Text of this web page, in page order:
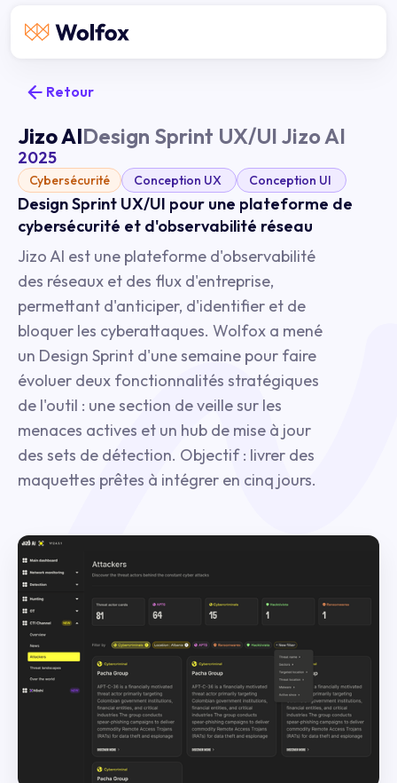
Retour
Jizo AIDesign Sprint UX/UI Jizo AI
2025
Cybersécurité Conception UX Conception UI
Design Sprint UX/UI pour une plateforme de
cybersécurité et d'observabilité réseau
Jizo AI est une plateforme d'observabilité
des réseaux et des flux d'entreprise,
permettant d'anticiper, d'identifier et de
bloquer les cyberattaques. Wolfox a mené
un Design Sprint d'une semaine pour faire
évoluer deux fonctionnalités stratégiques
de l'outil : une section de veille sur les
menaces actives et un hub de mise à jour
des sets de détection. Objectif : livrer des
maquettes prêtes à intégrer en cinq jours.